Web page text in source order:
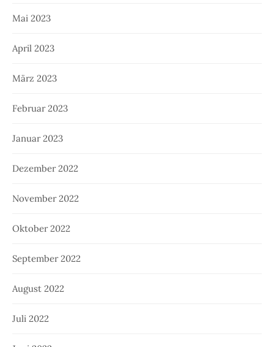
Mai 2023
April 2023
März 2023
Februar 2023
Januar 2023
Dezember 2022
November 2022
Oktober 2022
September 2022
August 2022
Juli 2022